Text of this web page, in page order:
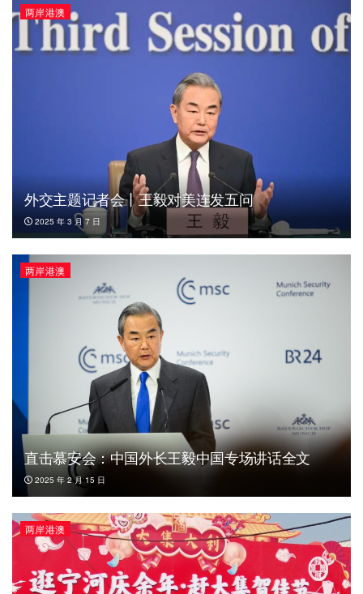
两岸港澳
外交主题记者会丨王毅对美连发五问
2025 年 3 月 7 日
两岸港澳
直击慕安会：中国外长王毅中国专场讲话全文
2025 年 2 月 15 日
两岸港澳